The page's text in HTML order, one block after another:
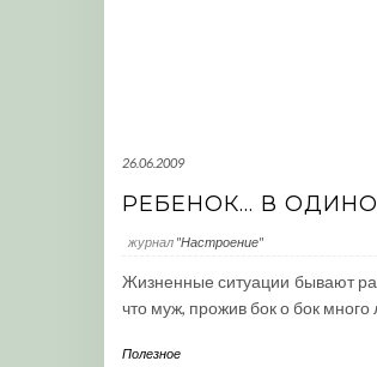
26.06.2009
РЕБЕНОК… В
журнал "Настроение"
Жизненные ситуации бывают
что муж, прожив бок о бок
Полезное